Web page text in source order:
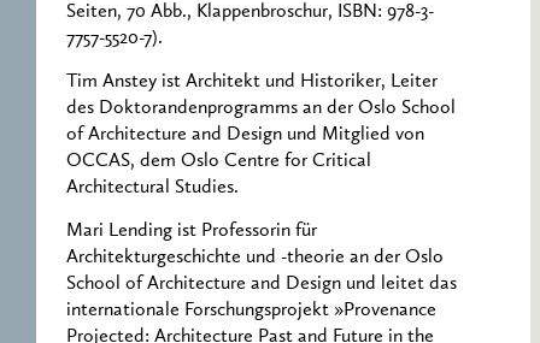
Seiten, 70 Abb., Klappenbroschur, ISBN: 978-3-
7757-5520-7).
Tim Anstey ist Architekt und Historiker, Leiter
des Doktorandenprogramms an der Oslo School
of Architecture and Design und Mitglied von
OCCAS, dem Oslo Centre for Critical
Architectural Studies.
Mari Lending ist Professorin für
Architekturgeschichte und -theorie an der Oslo
School of Architecture and Design und leitet das
internationale Forschungsprojekt »Provenance
Projected: Architecture Past and Future in the